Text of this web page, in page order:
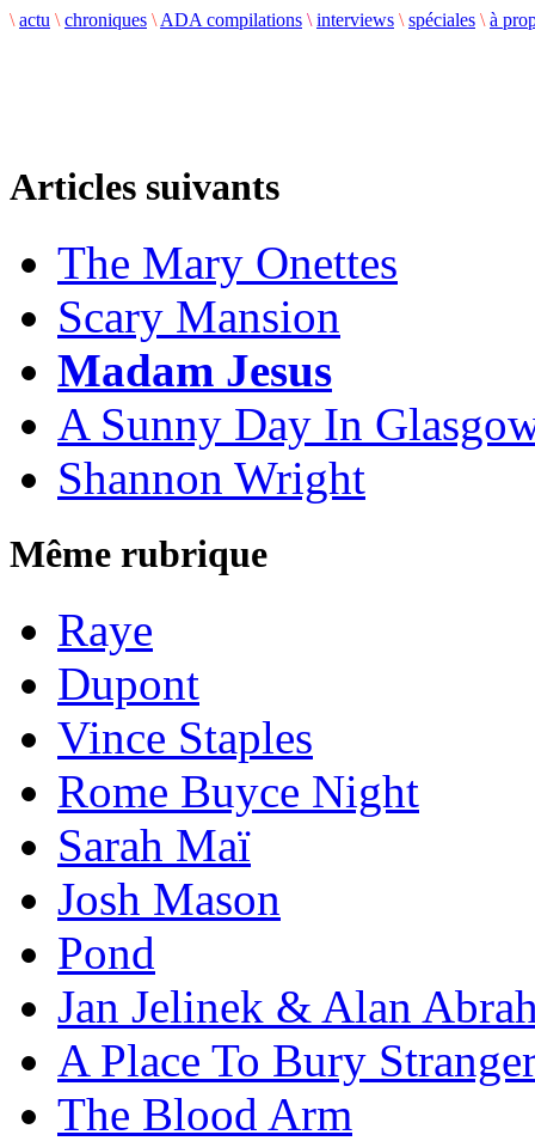
\ actu \ chroniques \ ADA compilations \ interviews \ spéciales \ à
Articles suivants
The Mary Onettes
Scary Mansion
Madam Jesus
A Sunny Day In
Shannon Wright
Même rubrique
Raye
Dupont
Vince Staples
Rome Buyce Night
Sarah Maï
Josh Mason
Pond
Jan Jelinek & Alan
A Place To Bury
The Blood Arm